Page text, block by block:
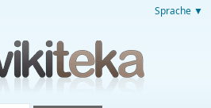
Sprache ▼